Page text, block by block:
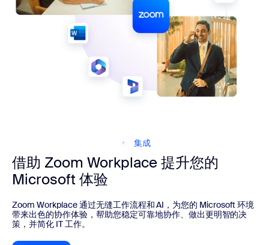
集成
借助 Zoom Workplace 提升您的
Microsoft 体验
Zoom Workplace 通过无缝工作流程和 AI，为您的 Microsoft 环境
带来出色的协作体验，帮助您稳定可靠地协作、做出更明智的决
策，并简化 IT 工作。